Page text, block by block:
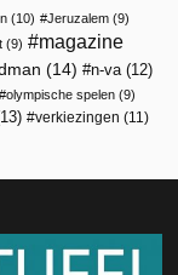
(10) Jeruzalem (9)
(9)
magazine
(14) n-va (12)
olympische spelen (9)
verkiezingen (11)